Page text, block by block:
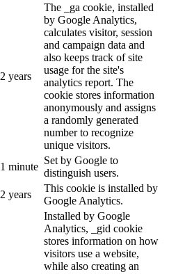
2 years
The _ga cookie, installed
by Google Analytics,
calculates visitor, session
and campaign data and
also keeps track of site
usage for the site's
analytics report. The
cookie stores information
anonymously and assigns
a randomly generated
number to recognize
unique visitors.
1 minute
Set by Google to
distinguish users.
2 years
This cookie is installed by
Google Analytics.
Installed by Google
Analytics, _gid cookie
stores information on how
visitors use a website,
while also creating an